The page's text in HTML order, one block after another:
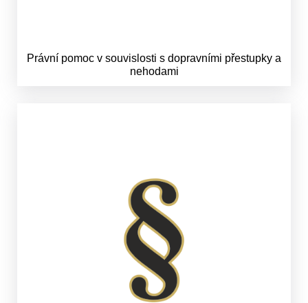
Právní pomoc v souvislosti s dopravními přestupky a
nehodami